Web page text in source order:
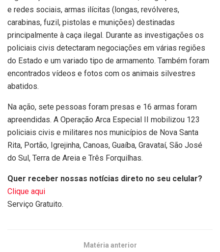
e redes sociais, armas ilícitas (longas, revólveres,
carabinas, fuzil, pistolas e munições) destinadas
principalmente à caça ilegal. Durante as investigações os
policiais civis detectaram negociações em várias regiões
do Estado e um variado tipo de armamento. Também foram
encontrados vídeos e fotos com os animais silvestres
abatidos.
Na ação, sete pessoas foram presas e 16 armas foram
apreendidas. A Operação Arca Especial II mobilizou 123
policiais civis e militares nos municípios de Nova Santa
Rita, Portão, Igrejinha, Canoas, Guaíba, Gravataí, São José
do Sul, Terra de Areia e Três Forquilhas.
Quer receber nossas notícias direto no seu celular?
Clique aqui
Serviço Gratuito.
Matéria anterior